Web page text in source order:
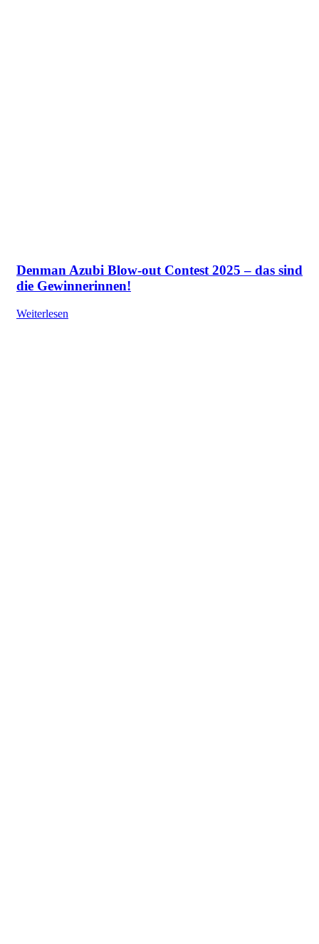
Denman Azubi Blow-out Contest 2025 – das sind
die Gewinnerinnen!
Weiterlesen